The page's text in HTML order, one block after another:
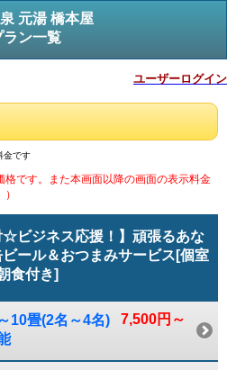
元湯 橋本屋
ラン一覧
ユーザーログイン
金です
です。また本画面以降の画面の表示料金
☆ビジネス応援！】頑張るあな
ール＆おつまみサービス[個室
食付き]
7,500円～
10畳(2名～4名)